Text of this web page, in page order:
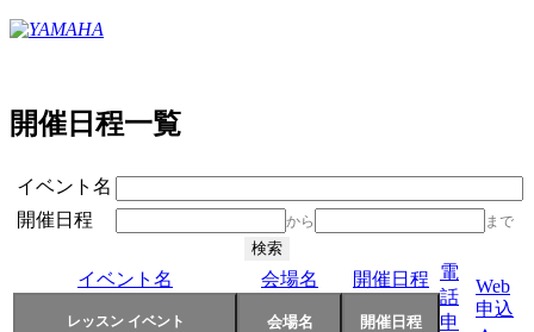
開催日程一覧
イベント名
開催日程
から まで
イベント名 会場名 開催日程
電
話
申
Web
申込